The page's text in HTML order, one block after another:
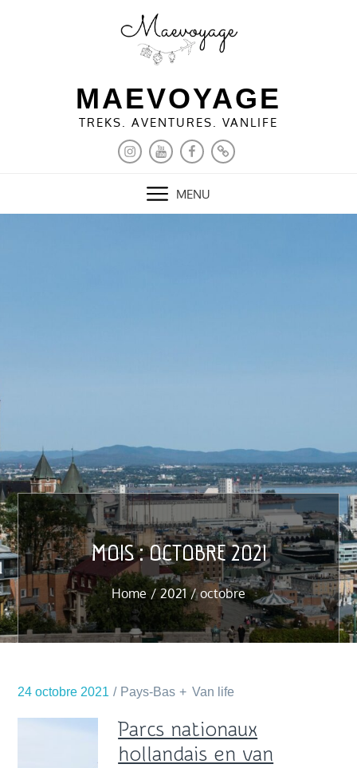
MAEVOYAGE
TREKS. AVENTURES. VANLIFE
INSTAGRAM
YOUTUBEFACEBOOKPINTEREST
MENU
MOIS :OCTOBRE 2021
Home 2021 octobre
24 octobre 2021 Pays-Bas Van life
Parcs nationaux
hollandais en van